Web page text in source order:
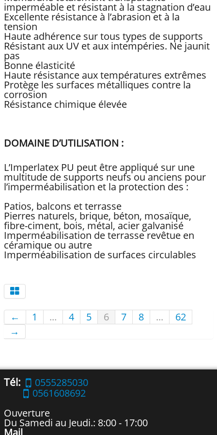
imperméable et résistant à la stagnation d’eau
Excellente résistance à l’abrasion et à la
tension
Haute adhérence sur tous types de supports
Résistant aux UV et aux intempéries. Ne jaunit
pas
Bonne élasticité
Haute résistance aux températures extrêmes
Protège les surfaces métalliques contre la
corrosion
Résistance chimique élevée
DOMAINE D’UTILISATION :
L’Imperlatex PU peut être appliqué sur une
multitude de supports neufs ou anciens pour
l’imperméabilisation et la protection des :
Patios, balcons et terrasse
Pierres naturels, brique, béton, mosaïque,
fibre-ciment, bois, métal, acier galvanisé
Imperméabilisation de terrasse revêtue en
céramique ou autre
Imperméabilisation de surfaces circulables
← 1 ... 4 5 6 7 8 ...
62
→
Tél:
0555285030
0561608692
Ouverture
Du Samedi au Jeudi.: 8:00 - 17:00